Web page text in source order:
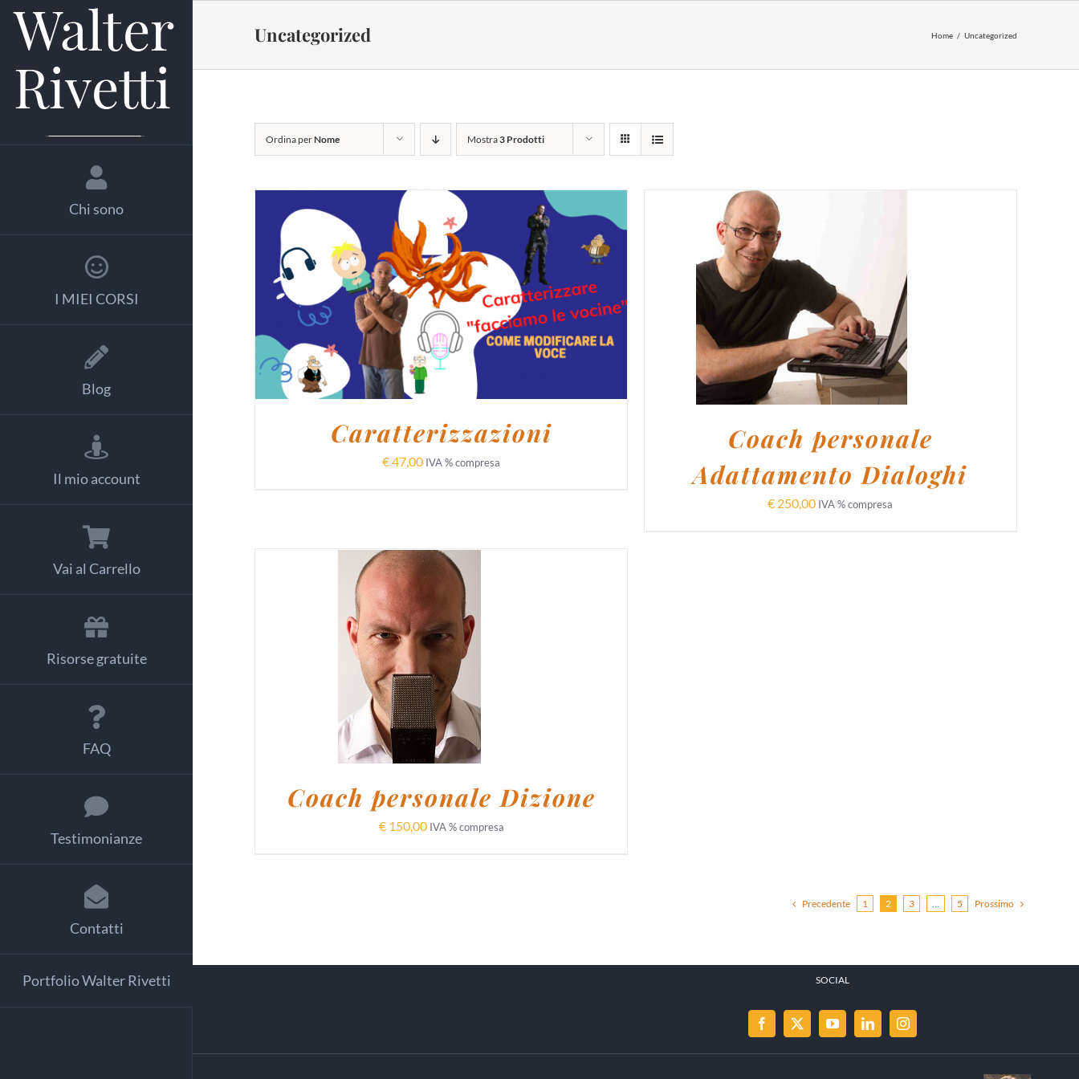
Salta
contenuto
Chi sono
I MIEI CORSI
Blog
Il mio account
Vai al Carrello
Risorse gratuite
FAQ
Testimonianze
Contatti
Portfolio Walter Rivetti
Uncategorized Home Uncategorized
Ordina perNome Mostra3 Prodotti
AGGIUNGI AL CARRELLO / DETTAGLI
Caratterizzazioni
€47,00 IVA % compresa
AGGIUNGI AL CARRELLO / DETTAGLI
Coach personale
Adattamento Dialoghi
€ 250,00 IVA % compresa
AGGIUNGI AL CARRELLO /
Coach personale Dizione
€150,00 IVA % compresa
Precedente 1 2 3 … 5 Prossimo
SOCIAL